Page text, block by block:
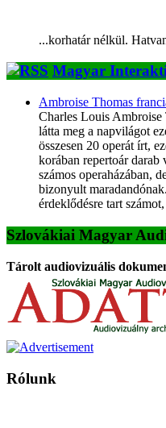
...korhatár nélkül.
Magyar
Ambroise Thomas
Charles Louis Ambroise
látta meg a napvilágot
összesen 20 operát írt,
korában repertoár
számos operaházában,
bizonyult
érdeklődésre tart
Szlovákiai Magyar
Tárolt audiovizuális
Rólunk